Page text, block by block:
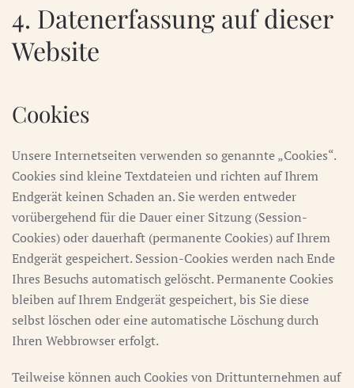
4. Datenerfassung auf dieser
Website
Cookies
Unsere Internetseiten verwenden so genannte „Cookies“.
Cookies sind kleine Textdateien und richten auf Ihrem
Endgerät keinen Schaden an. Sie werden entweder
vorübergehend für die Dauer einer Sitzung (Session-
Cookies) oder dauerhaft (permanente Cookies) auf Ihrem
Endgerät gespeichert. Session-Cookies werden nach Ende
Ihres Besuchs automatisch gelöscht. Permanente Cookies
bleiben auf Ihrem Endgerät gespeichert, bis Sie diese
selbst löschen oder eine automatische Löschung durch
Ihren Webbrowser erfolgt.
Teilweise können auch Cookies von Drittunternehmen auf